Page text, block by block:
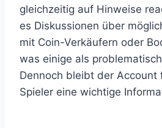
gleichzeitig auf Hinweise
es Diskussionen über
mit Coin-Verkäufern oder
was einige als
Dennoch bleibt der Account
Spieler eine wichtige